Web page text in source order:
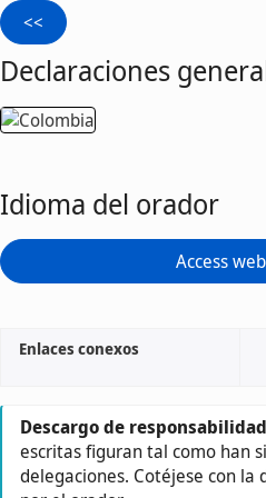
Declaraciones
Idioma del orador
Access
Enlaces conexos
Descargo de responsabilidad
escritas figuran tal como han
delegaciones. Cotéjese con la